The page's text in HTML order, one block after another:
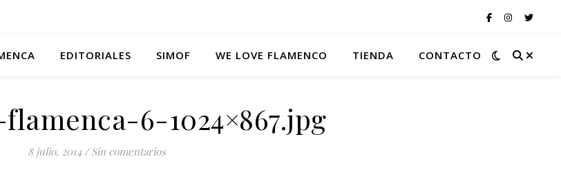
EDITORIALES SIMOF WE LOVE FLAMENCO TIENDA CONTACTO
6-1024×867.jpg
8 julio, 2014 / Sin comentarios